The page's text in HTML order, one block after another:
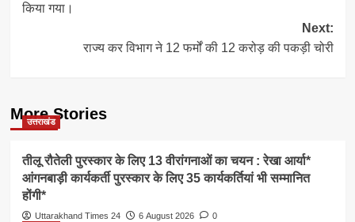
किया गया।
Next:
राज्य कर विभाग ने 12 फर्मों की 12 करोड़ की पकड़ी चोरी
More Stories
उत्तराखंड
तीलू रौतेली पुरस्कार के लिए 13 वीरांगनाओं का चयन : रेखा आर्या*
आंगनबाड़ी कार्यकर्ती पुरस्कार के लिए 35 कार्यकर्तियां भी सम्मानित
होंगी*
Uttarakhand Times 24 6 August 2026
0